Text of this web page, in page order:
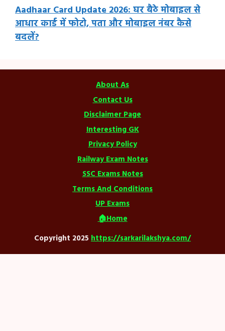
Aadhaar Card Update 2026: घर बैठे मोबाइल से
आधार कार्ड में फोटो, पता और मोबाइल नंबर कैसे
बदलें?
About As
Contact Us
Disclaimer Page
Interesting GK
Privacy Policy
Railway Exam Notes
SSC Exams Notes
Terms And Conditions
UP Exams
🏠Home
Copyright 2025 https://sarkarilakshya.com/